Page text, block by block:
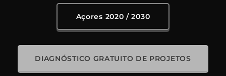
Açores 2020 / 2030
DIAGNÓSTICO GRATUITO DE PROJETOS